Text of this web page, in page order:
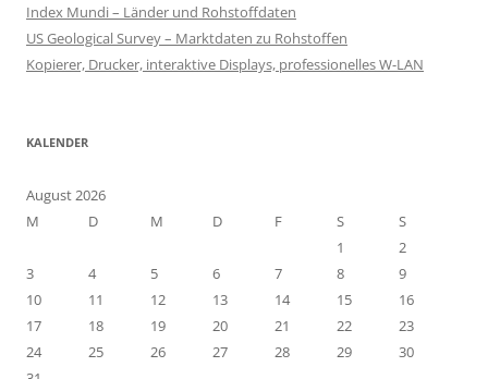
Index Mundi – Länder und Rohstoffdaten
US Geological Survey – Marktdaten zu Rohstoffen
Kopierer, Drucker, interaktive Displays, professionelles W-LAN
KALENDER
August 2026
M
D M D F S
S
1
2
3
4 5 6 7 8
9
10
11 12 13 14 15
16
17
18 19 20 21 22
23
24
25 26 27 28 29
30